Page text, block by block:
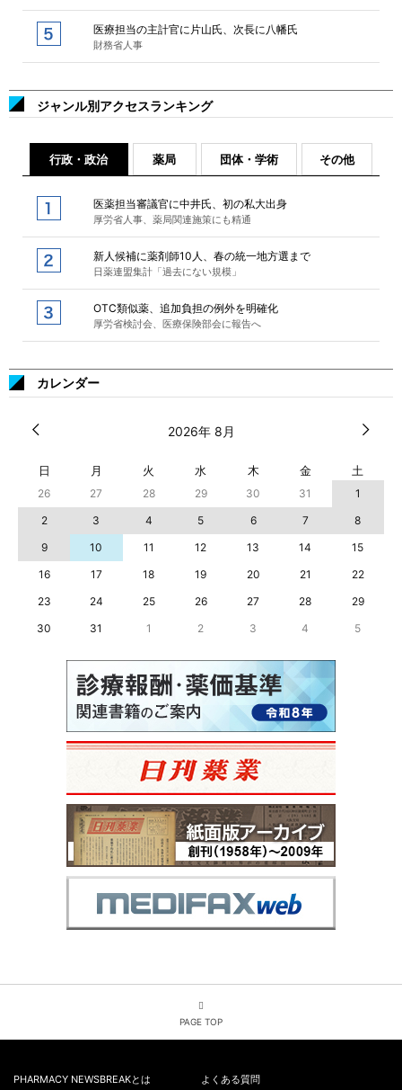
医療担当の主計官に片山氏、次長に八幡氏
財務省人事
ジャンル別アクセスランキング
行政・政治 薬局 団体・学術 その他
医薬担当審議官に中井氏、初の私大出身
厚労省人事、薬局関連施策にも精通
新人候補に薬剤師10人、春の統一地方選まで
日薬連盟集計「過去にない規模」
OTC類似薬、追加負担の例外を明確化
厚労省検討会、医療保険部会に報告へ
カレンダー
2026年 8月
日 月 火 水 木 金 土
26 27 28 29 30 31
1
2
3 4 5 6 7
8
9
10 11 12 13 14
15
16
17 18 19 20 21
22
23
24 25 26 27 28
29
30
31 1 2 3 4 5
PAGE TOP
PHARMACY NEWSBREAKとは よくある質問